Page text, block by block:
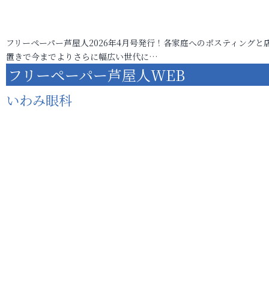
フリーペーパー芦屋人2026年4月号発行！各家庭へのポスティングと
置きで今までよりさらに幅広い世代に…
フリーペーパー芦屋人WEB
いわみ眼科